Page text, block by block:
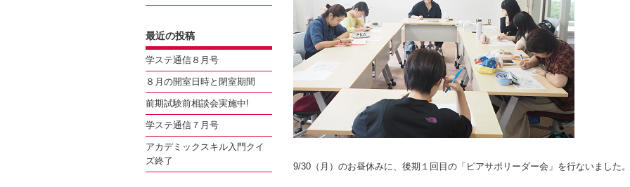
9/30（月）のお昼休みに、後期１回目の「ピアサポリーダー会」を行ないました。
最近の投稿
学ステ通信８月号
８月の開室日時と閉室期間
前期試験前相談会実施中!
学ステ通信７月号
アカデミックスキル入門クイ
ズ終了